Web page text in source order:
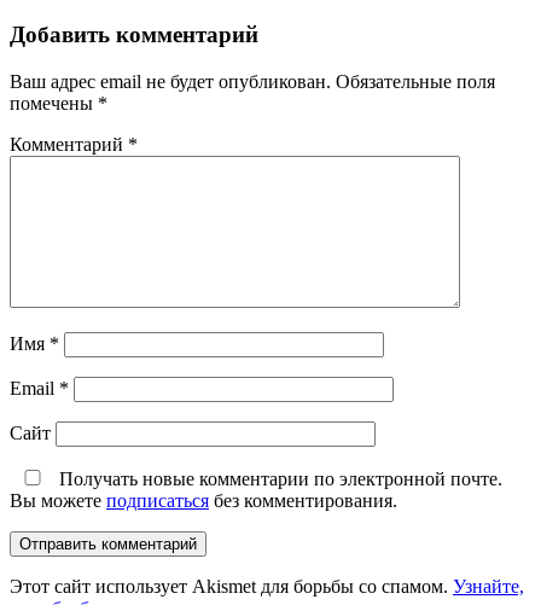
Добавить комментарий
Ваш адрес email не будет опубликован. Обязательные поля
помечены *
Комментарий *
Имя *
Email *
Сайт
Получать новые комментарии по электронной почте.
Вы можете подписаться без комментирования.
Этот сайт использует Akismet для борьбы со спамом. Узнайте,